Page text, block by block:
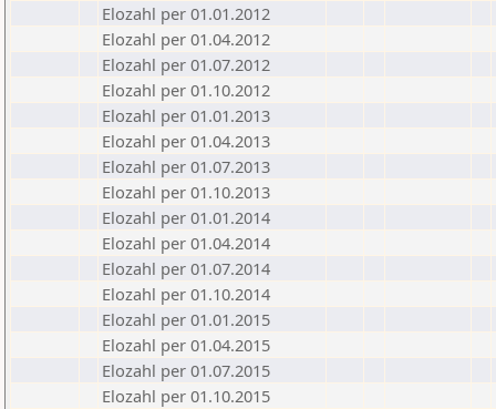
Elozahl per 01.01.2012
Elozahl per 01.04.2012
Elozahl per 01.07.2012
Elozahl per 01.10.2012
Elozahl per 01.01.2013
Elozahl per 01.04.2013
Elozahl per 01.07.2013
Elozahl per 01.10.2013
Elozahl per 01.01.2014
Elozahl per 01.04.2014
Elozahl per 01.07.2014
Elozahl per 01.10.2014
Elozahl per 01.01.2015
Elozahl per 01.04.2015
Elozahl per 01.07.2015
Elozahl per 01.10.2015